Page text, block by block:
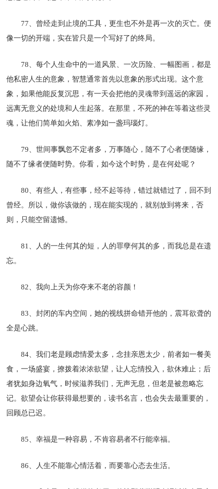
77、曾经走到止境的工具，更生也不外是再一次的灭亡。便
像一切的开端，实在皆只是一个写好了的终局。
78、每个人生命中的一道风景、一次历险、一幅图画，都是
他私密人生的意象，智慧通常首先以意象的形式出现。这个意
象，如果他能反复沉思，有一天会把他的灵魂带到遥远的家园，
远离无意义的处境和人生起落。在那里，不死的神在等着这些灵
魂，让他们简单如火焰、素净如一盏玛瑙灯。
79、世间事飘忽不定者多，万事随心，随不了心者便随缘，
随不了缘者便随时势。你看，如今这个时势，是在何处呢？
80、有些人，有些事，经不起等待，错过就错过了，回不到
曾经。所以，做你该做的，现在能实现的，就别放到将来，否
则，只能空留遗憾。
81、人的一生何其的短，人的罪孽何其的多，而我总是在遗
忘。
82、我向上天为你夺来不老的容颜！
83、封闭的车内空间，她的视线拼命错开他的，震耳欲聋的
全是心跳。
84、我们老是顾虑情爱太多，念挂亲恩太少，前者如一餐美
食，一场盛宴，撩拨着浓浓欲望，让人忘情投入，欲休难止；后
者犹如身边氧气，时候滋养我们，无声无息，但老是被忽略忘
记。欲望会让你获得最想要的，读书名言，也会失去最重要的，
回顾总已迟。
85、幸福是一种容易，不肯容易者不行能幸福。
86、人生不能靠心情活着，而要靠心态去生活。